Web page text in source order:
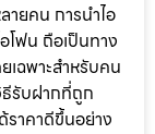
ายคน การนำไอ
โฟน ถือเป็นทาง
เฉพาะสำหรับคน
ธีรับฝากที่ถูก
ราคาดีขึ้นอย่าง